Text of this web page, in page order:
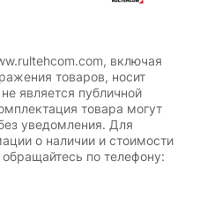
включая
товаров, носит
является публичной
товара могут
уведомления. Для
о наличии и стоимости
по телефону: